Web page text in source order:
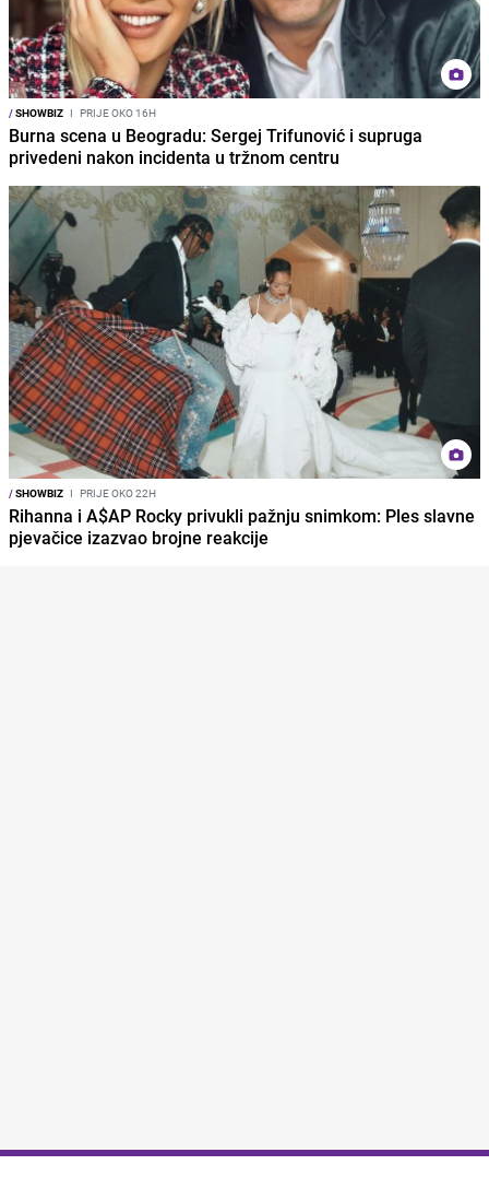
/SHOWBIZ I PRIJE OKO 16H
Burna scena u Beogradu: Sergej Trifunović i supruga
privedeni nakon incidenta u tržnom centru
/SHOWBIZ I PRIJE OKO 22H
Rihanna i A$AP Rocky privukli pažnju snimkom: Ples slavne
pjevačice izazvao brojne reakcije